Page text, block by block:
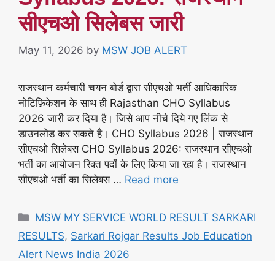
सीएचओ सिलेबस जारी
May 11, 2026 by MSW JOB ALERT
राजस्थान कर्मचारी चयन बोर्ड द्वारा सीएचओ भर्ती आधिकारिक
नोटिफ़िकेशन के साथ ही Rajasthan CHO Syllabus
2026 जारी कर दिया है। जिसे आप नीचे दिये गए लिंक से
डाउनलोड कर सकते है। CHO Syllabus 2026 | राजस्थान
सीएचओ सिलेबस CHO Syllabus 2026: राजस्थान सीएचओ
भर्ती का आयोजन रिक्त पदों के लिए किया जा रहा है। राजस्थान
सीएचओ भर्ती का सिलेबस … Read more
Categories
MSW MY SERVICE WORLD RESULT SARKARI
RESULTS, Sarkari Rojgar Results Job Education
Alert News India 2026